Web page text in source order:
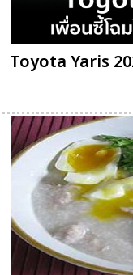
Toyota Yaris